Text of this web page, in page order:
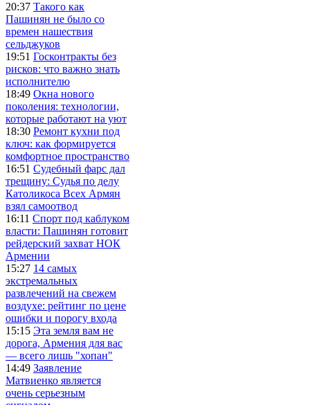
20:37 Такого как
Пашинян не было со
времен нашествия
сельджуков
19:51 Госконтракты без
рисков: что важно знать
исполнителю
18:49 Окна нового
поколения: технологии,
которые работают на уют
18:30 Ремонт кухни под
ключ: как формируется
комфортное пространство
16:51 Судебный фарс дал
трещину: Судья по делу
Католикоса Всех Армян
взял самоотвод
16:11 Спорт под каблуком
власти: Пашинян готовит
рейдерский захват НОК
Армении
15:27 14 самых
экстремальных
развлечений на свежем
воздухе: рейтинг по цене
ошибки и порогу входа
15:15 Эта земля вам не
дорога, Армения для вас
— всего лишь "хопан"
14:49 Заявление
Матвиенко является
очень серьезным